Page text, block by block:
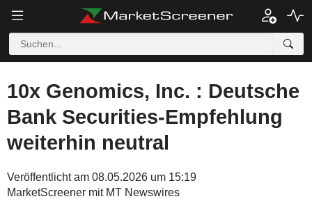
10x Genomics, Inc. : Deutsche
Bank Securities-Empfehlung
weiterhin neutral
Veröffentlicht am 08.05.2026 um 15:19
MarketScreener mit MT Newswires